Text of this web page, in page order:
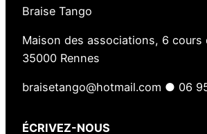
Braise Tango
Maison des associations, 6 cours
35000 Rennes
braisetango@hotmail.com ● 06
ÉCRIVEZ-NOUS